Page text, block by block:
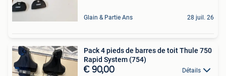
Glain & Partie Ans 28 juil. 26
Pack 4 pieds de barres de toit Thule 750
Rapid System (754)
€ 90,00 Détails